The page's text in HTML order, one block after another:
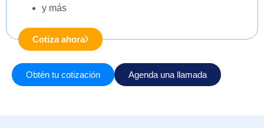
y más
Cotiza ahora
Obtén tu cotización Agenda una llamada